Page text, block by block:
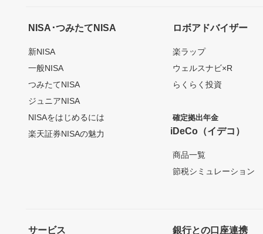
NISA･つみたてNISA
新NISA
一般NISA
つみたてNISA
ジュニアNISA
NISAをはじめるには
楽天証券NISAの魅力
ロボアドバイザー
楽ラップ
ウェルスナビ×R
らくらく投資
確定拠出年金
iDeCo（イデコ）
商品一覧
節税シミュレーション
サービス 銀行との口座連携